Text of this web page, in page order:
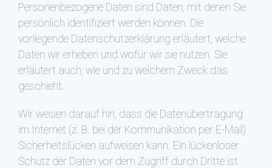
Personenbezogene Daten sind Daten, mit denen Sie
persönlich identifiziert werden können. Die
vorliegende Datenschutzerklärung erläutert, welche
Daten wir erheben und wofür wir sie nutzen. Sie
erläutert auch, wie und zu welchem Zweck das
geschieht.
Wir weisen darauf hin, dass die Datenübertragung
im Internet (z. B. bei der Kommunikation per E-Mail)
Sicherheitslücken aufweisen kann. Ein lückenloser
Schutz der Daten vor dem Zugriff durch Dritte ist